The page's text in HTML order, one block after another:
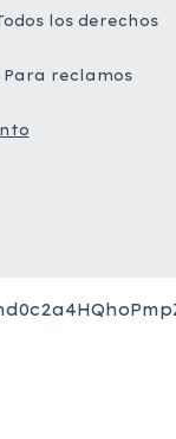
los derechos
Para reclamos